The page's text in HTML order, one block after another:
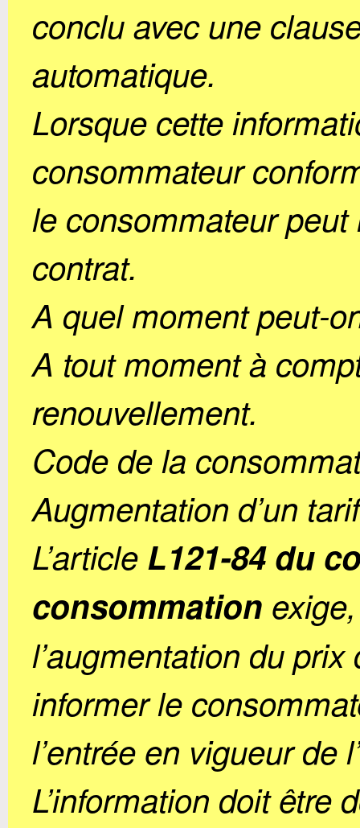
conclu avec une
automatique.
Lorsque cette
consommateur
le consommateur
contrat.
A quel moment peut-
A tout moment à
renouvellement.
Code de la
Augmentation d’un
L’article L121-84 du
consommation
l’augmentation du prix
informer le
l’entrée en vigueur de
L’information doit être